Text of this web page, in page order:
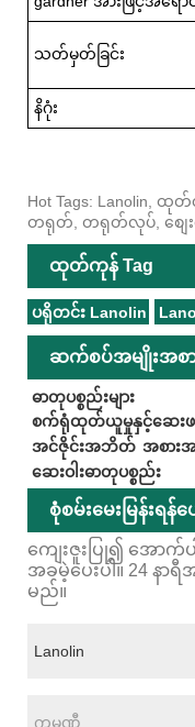
သတ်မှတ်ခြင်း
နိဂုံး
Hot Tags: Lanolin, ထု
တရုတ်, တရုတ်လုပ်, စျေးပေ
ထုတ်ကုန် Tag
ပရိုတင်း Lanolin
ဆက်စပ်အမျိုးအစာ
ဓာတုပစ္စည်းများ
စက်ရုံထုတ်ယူမှုနှင့်ဆေးဖ
အင်ဇိုင်းအဘိတ် အစား
ဆေးဝါးဓာတုပစ္စည်း
စုံစမ်းမေးမြန်းရန်ပ
ကျေးဇူးပြု၍ အောက်
အခမဲ့ပေးပါ။ 24 နာ
မည်။